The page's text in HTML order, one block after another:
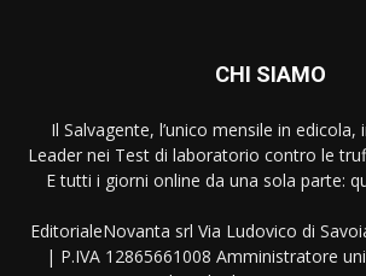
CHI SIAMO
Il Salvagente, l’unico mensile in
Leader nei Test di laboratorio contro le
E tutti i giorni online da una sola parte:
EditorialeNovanta srl Via Ludovico di
| P.IVA 12865661008 Amministratore